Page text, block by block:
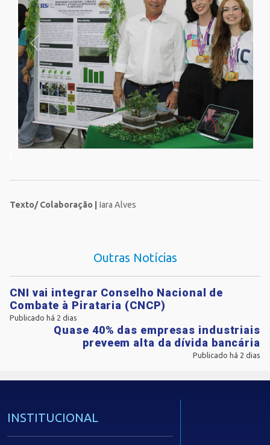
Texto/ Colaboração | Iara Alves
Outras Notícias
CNI vai integrar Conselho Nacional de
Combate à Pirataria (CNCP)
Publicado há 2 dias
Quase 40% das empresas industriais
preveem alta da dívida bancária
Publicado há 2 dias
INSTITUCIONAL